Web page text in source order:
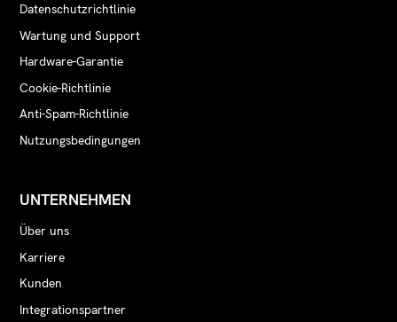
Datenschutzrichtlinie
Wartung und Support
Hardware-Garantie
Cookie-Richtlinie
Anti-Spam-Richtlinie
Nutzungsbedingungen
UNTERNEHMEN
Über uns
Karriere
Kunden
Integrationspartner